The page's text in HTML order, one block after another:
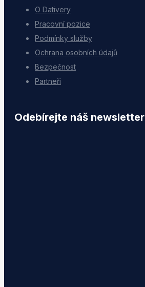
O Dativery
Pracovní pozice
Podmínky služby
Ochrana osobních údajů
Bezpečnost
Partneři
Odebírejte náš newsletter